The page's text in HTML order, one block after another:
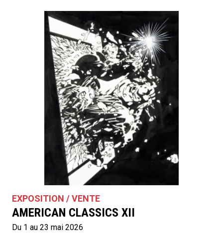
EXPOSITION / VENTE
AMERICAN CLASSICS XII
Du 1 au 23 mai 2026